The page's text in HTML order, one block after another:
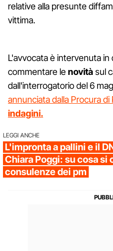
relative alla presunte
vittima.
L'avvocata è intervenuta in
commentare lenovitàsul
dall'interrogatorio del 6
annunciata dalla Procura di
indagini.
LEGGI ANCHE
L'impronta a pallini e il
Chiara Poggi: su cosa
consulenze dei pm